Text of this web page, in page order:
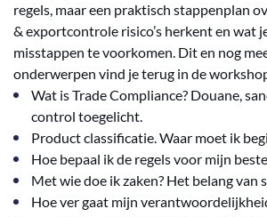
regels, maar een praktisch stappenplan
& exportcontrole risico’s herkent en wat
misstappen te voorkomen. Dit en nog
onderwerpen vind je terug in de
Wat is Trade Compliance? Douane,
control toegelicht.
Product classificatie. Waar moet ik
Hoe bepaal ik de regels voor mijn
Met wie doe ik zaken? Het belang van
Hoe ver gaat mijn